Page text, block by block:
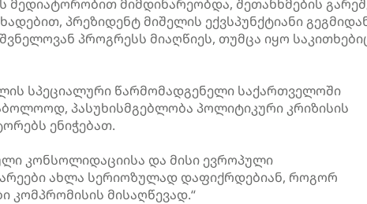
მიმდინარეობდა, შეთანხმების
პრეზიდენტ მიშელის ექვსპუნქტიანი
პროგრესს მიაღწიეს, თუმცა იყო
სპეციალური წარმომადგენელი საქართველოში
პასუხისმგებლობა პოლიტიკური კრიზისის
ენიჭებათ.
კონსოლიდაციისა და მისი ევროპული
ახლა სერიოზულად დაფიქრდებიან, როგორ
კომპრომისის მისაღწევად.“